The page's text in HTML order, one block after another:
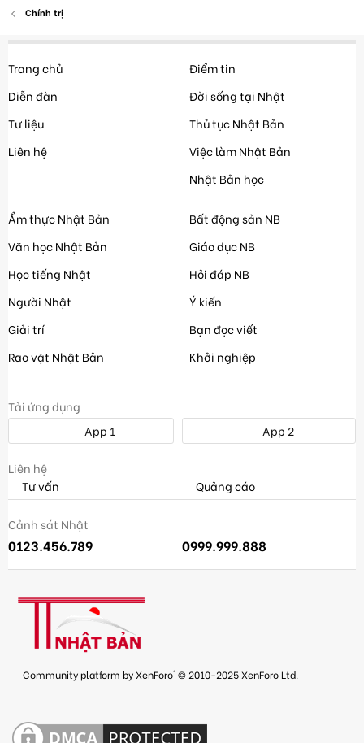
Chính trị
Trang chủ
Diễn đàn
Tư liệu
Liên hệ
Điểm tin
Đời sống tại Nhật
Thủ tục Nhật Bản
Việc làm Nhật Bản
Nhật Bản học
Ẩm thực Nhật Bản
Văn học Nhật Bản
Học tiếng Nhật
Người Nhật
Giải trí
Rao vặt Nhật Bản
Bất động sản NB
Giáo dục NB
Hỏi đáp NB
Ý kiến
Bạn đọc viết
Khởi nghiệp
Tải ứng dụng
App 1
App 2
Liên hệ
Tư vấn
Quảng cáo
Cảnh sát Nhật
0123.456.789 0999.999.888
Community platform by XenForo® © 2010-2025 XenForo Ltd.